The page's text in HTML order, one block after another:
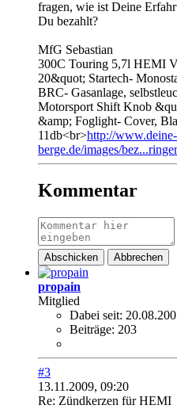
fragen, wie ist Deine
Du bezahlt?
MfG Sebastian
300C Touring 5,7l HEMI
20&quot; Startech-
BRC- Gasanlage,
Motorsport Shift Knob
&amp; Foglight- Cover,
11db<br>http://www.deine-
berge.de/images/
Kommentar
Abschicken Abbrechen
propain
Mitglied
Dabei seit:
Beiträge: 203
#3
13.11.2009, 09:20
Re: Zündkerzen für HEMI